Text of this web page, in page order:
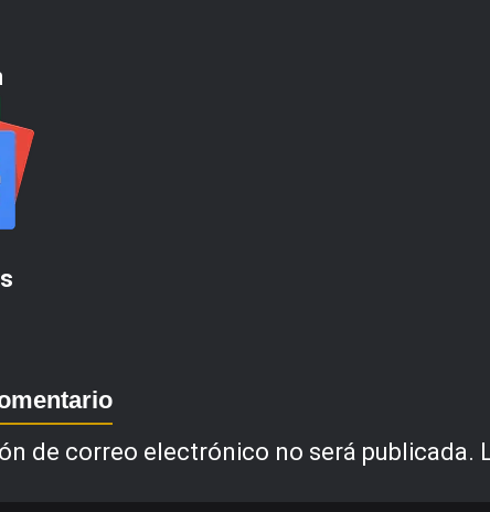
de correo electrónico no será publicada.